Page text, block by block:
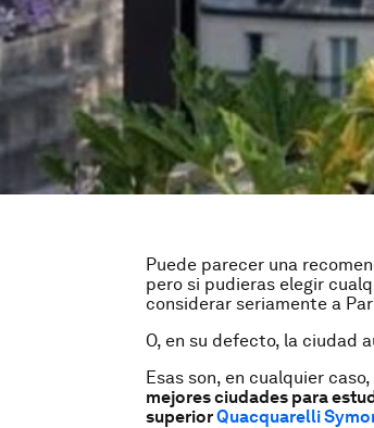
Puede parecer una
pero si pudieras elegir
considerar seriamente a
O, en su defecto, la ciudad
Esas son, en cualquier
mejores ciudades para
superiorQuacquarelli